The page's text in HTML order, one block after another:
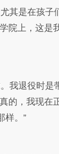
其是在孩子
院上，这是
我退役时是
的，我现在
样。”